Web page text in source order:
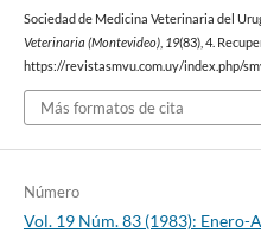
Sociedad de Medicina Veterinaria del
Veterinaria (Montevideo), 19(83), 4.
https://revistasmvu.com.uy/index.php/
Más formatos de cita
Número
Vol. 19 Núm. 83 (1983): Enero-